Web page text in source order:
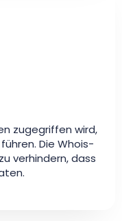
zugegriffen wird,
Die Whois-
verhindern, dass